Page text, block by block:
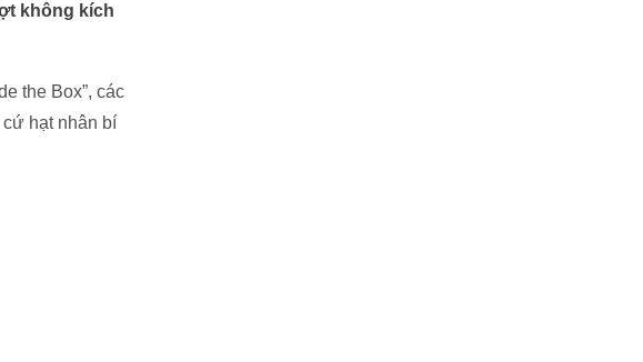
không kích
the Box”, các
hạt nhân bí